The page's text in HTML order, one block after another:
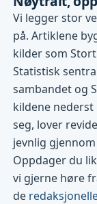
Vi legger stor
på. Artiklene
kilder som
Statistisk
sambandet og
kildene
seg, lover
jevnlig
Oppdager du
vi gjerne høre
de